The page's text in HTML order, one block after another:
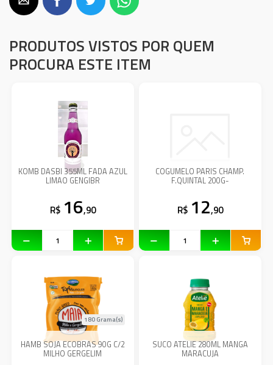
PRODUTOS VISTOS POR QUEM
PROCURA ESTE ITEM
KOMB DASBI 355ML FADA AZUL
LIMAO GENGIBR
R$ 16,90
COGUMELO PARIS CHAMP.
F.QUINTAL 200G-
R$ 12,90
HAMB SOJA ECOBRAS 90G C/2
MILHO GERGELIM
180 Grama(s)
SUCO ATELIE 280ML MANGA
MARACUJA